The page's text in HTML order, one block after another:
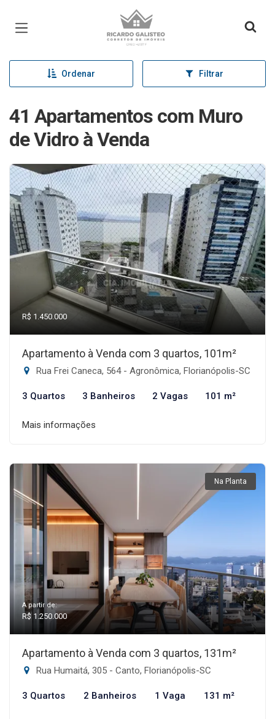
Página inicial
Ordenar Filtrar
41 Apartamentos com Muro
de Vidro à Venda
R$ 1.450.000
Apartamento à Venda com 3 quartos, 101m²
Rua Frei Caneca, 564 - Agronômica, Florianópolis-SC
3 Quartos 3 Banheiros 2 Vagas 101 m²
Mais informações
Na Planta
A partir de:
R$ 1.250.000
Apartamento à Venda com 3 quartos, 131m²
Rua Humaitá, 305 - Canto, Florianópolis-SC
3 Quartos 2 Banheiros 1 Vaga 131 m²